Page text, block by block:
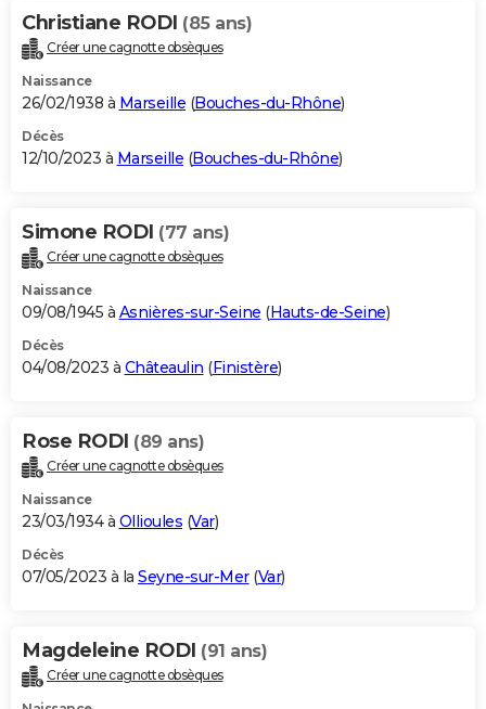
Christiane RODI (85 ans)
Créer une cagnotte obsèques
Naissance
26/02/1938 à Marseille (Bouches-du-Rhône)
Décès
12/10/2023 à Marseille (Bouches-du-Rhône)
Simone RODI (77 ans)
Créer une cagnotte obsèques
Naissance
09/08/1945 à Asnières-sur-Seine (Hauts-de-Seine)
Décès
04/08/2023 à Châteaulin (Finistère)
Rose RODI (89 ans)
Créer une cagnotte obsèques
Naissance
23/03/1934 à Ollioules (Var)
Décès
07/05/2023 à la Seyne-sur-Mer(Var)
Magdeleine RODI (91 ans)
Créer une cagnotte obsèques